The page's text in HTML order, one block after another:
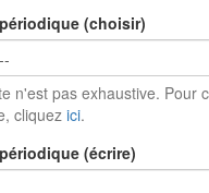
(choisir)
n'est pas exhaustive. Pour
cliquez ici.
(écrire)